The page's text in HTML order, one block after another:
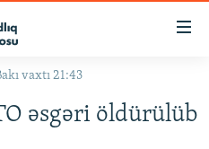
vaxtı 21:43
əsgəri öldürülüb